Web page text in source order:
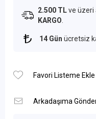
2.500 TLve üzeri
KARGO
14 Gün ücretsiz